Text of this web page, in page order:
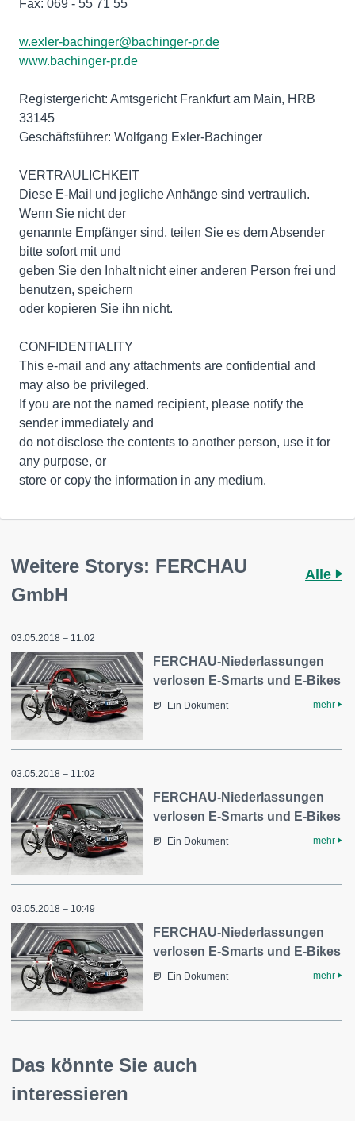
Fax: 069 - 55 71 55
w.exler-bachinger@bachinger-pr.de
www.bachinger-pr.de
Registergericht: Amtsgericht Frankfurt am Main, HRB
33145
Geschäftsführer: Wolfgang Exler-Bachinger
VERTRAULICHKEIT
Diese E-Mail und jegliche Anhänge sind vertraulich.
Wenn Sie nicht der
genannte Empfänger sind, teilen Sie es dem Absender
bitte sofort mit und
geben Sie den Inhalt nicht einer anderen Person frei und
benutzen, speichern
oder kopieren Sie ihn nicht.
CONFIDENTIALITY
This e-mail and any attachments are confidential and
may also be privileged.
If you are not the named recipient, please notify the
sender immediately and
do not disclose the contents to another person, use it for
any purpose, or
store or copy the information in any medium.
Weitere Storys: FERCHAU
GmbH
Alle
03.05.2018 – 11:02
FERCHAU-Niederlassungen
verlosen E-Smarts und E-Bikes
Ein Dokument mehr
03.05.2018 – 11:02
FERCHAU-Niederlassungen
verlosen E-Smarts und E-Bikes
Ein Dokument mehr
03.05.2018 – 10:49
FERCHAU-Niederlassungen
verlosen E-Smarts und E-Bikes
Ein Dokument mehr
Das könnte Sie auch
interessieren